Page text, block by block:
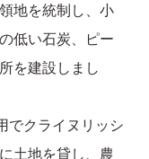
地を統制し、小
低い石炭、ピー
を建設しまし
でクライヌリッシ
土地を貸し、農